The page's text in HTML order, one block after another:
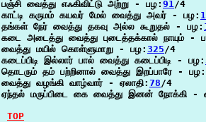
பஞ்சி வைத்து எஃகிவிட்டு அற்று - பழ: 91/4
காட்டி கருமம் கயவர் மேல் வைத்து அவர் - பழ:
தங்கள் நேர் வைத்து தகவு அல்ல கூறுதல் - பழ:
கடை அடைத்து வைத்து புடைத்தக்கால் நாயும் -
வைத்து மயில் கொள்ளுமாறு - பழ: 325/4
கடைப்பிடி இல்லார் பால் வைத்து கடைப்பிடி - பழ:
தொடரும் தம் பற்றினால் வைத்து இறப்பாரே - பழ:
வைத்து வழங்கி வாழ்வார் - ஏலாதி: 78/4
ஏந்தல் மருப்பிடை கை வைத்து இனன் நோக்கி -
TOP